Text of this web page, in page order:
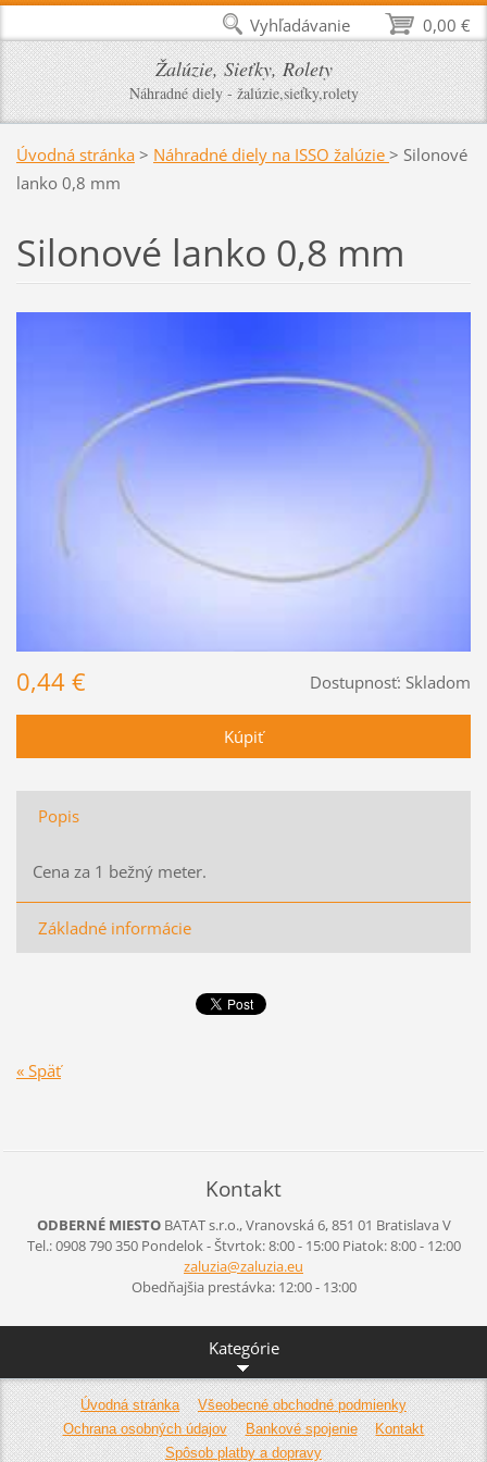
Žalúzie, Sieťky, Rolety
Náhradné diely - žalúzie,sieťky,rolety
Úvodná stránka > Náhradné diely na ISSO žalúzie > Silonové
lanko 0,8 mm
Silonové lanko 0,8 mm
Dostupnosť: Skladom
0,44 €
Popis
Cena za 1 bežný meter.
Základné informácie
« Späť
Kontakt
ODBERNÉ MIESTO BATAT s.r.o., Vranovská 6, 851 01 Bratislava V
Tel.: 0908 790 350 Pondelok - Štvrtok: 8:00 - 15:00 Piatok: 8:00 - 12:00
zaluzia@zaluzia.eu
Obedňajšia prestávka: 12:00 - 13:00
Kategórie
Úvodná stránka
Všeobecné obchodné podmienky
Ochrana osobných údajov
Bankové spojenie
Kontakt
Spôsob platby a dopravy
0,00 €
Vyhľadávanie